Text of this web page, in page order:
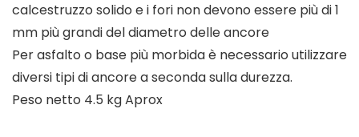
calcestruzzo solido e i fori non devono essere più di 1
mm più grandi del diametro delle ancore
Per asfalto o base più morbida è necessario utilizzare
diversi tipi di ancore a seconda sulla durezza.
Peso netto 4.5 kg Aprox